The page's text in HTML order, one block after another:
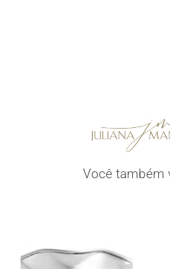
Você também